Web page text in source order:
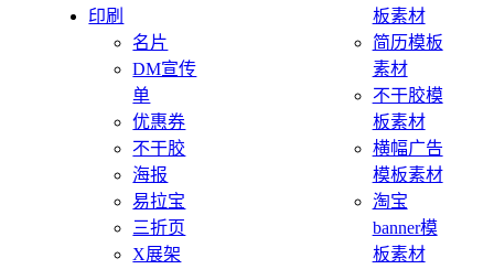
印刷
名片
DM宣传
单
优惠券
不干胶
海报
易拉宝
三折页
X展架
板素材
简历模板
素材
不干胶模
板素材
横幅广告
模板素材
淘宝
banner模
板素材